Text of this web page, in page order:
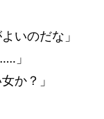
いのだな」
」
か？」